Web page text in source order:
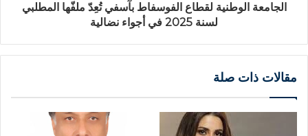
الجامعة الوطنية لقطاع الفوسفاط بآسفي تُعِدّ ملفّها المطلبي
لسنة 2025 في أجواء نضالية
مقالات ذات صلة